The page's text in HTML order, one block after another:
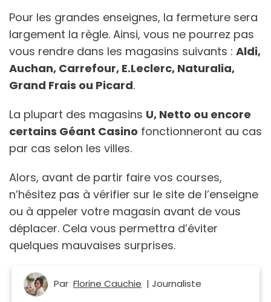
Pour les grandes enseignes, la fermeture sera
largement la règle. Ainsi, vous ne pourrez pas
vous rendre dans les magasins suivants : Aldi,
Auchan, Carrefour, E.Leclerc, Naturalia,
Grand Frais ou Picard.
La plupart des magasins U, Netto ou encore
certains Géant Casino fonctionneront au cas
par cas selon les villes.
Alors, avant de partir faire vos courses,
n’hésitez pas à vérifier sur le site de l’enseigne
ou à appeler votre magasin avant de vous
déplacer. Cela vous permettra d’éviter
quelques mauvaises surprises.
Par Florine Cauchie | Journaliste